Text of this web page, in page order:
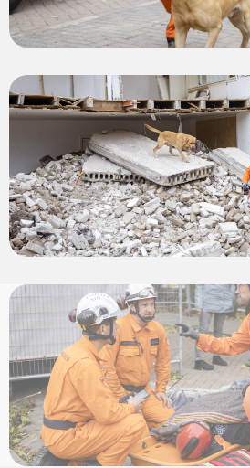
View
photo
View
photo